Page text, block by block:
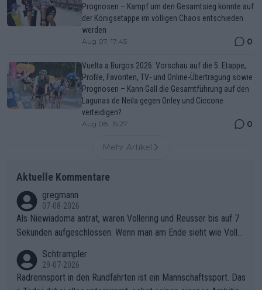
Prognosen – Kampf um den Gesamtsieg könnte auf
der Königsetappe im völligen Chaos entschieden
werden
Aug 07, 17:45 0
Vuelta a Burgos 2026: Vorschau auf die 5. Etappe,
Profile, Favoriten, TV- und Online-Übertragung sowie
Prognosen – Kann Gall die Gesamtführung auf den
Lagunas de Neila gegen Onley und Ciccone
verteidigen?
Aug 08, 15:27 0
Mehr Artikel
Aktuelle Kommentare
gregmann
07-08-2026
Als Niewiadoma antrat, waren Vollering und Reusser bis auf 7
Sekunden aufgeschlossen. Wenn man am Ende sieht wie Voller
ering die 7 Sekunden zu Niewiadoma nicht geschlossen hat un
d den Abstand hat anwachsen lassen. Ein schwerer taktischer
Schtrampler
29-07-2026
Radrennsport in den Rundfahrten ist ein Mannschaftssport. Das